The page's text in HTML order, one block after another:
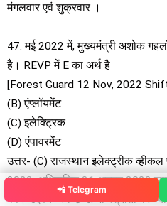
मंगलवार एवं शुक्रवार ।
47. मई 2022 में, मुख्यमंत्री अशोक
है। REVP में E का अर्थ है
[Forest Guard 12 Nov, 2022
(B) एंप्लॉयमेंट
(C) इलेक्ट्रिक
(D) एंपावरमेंट
उत्तर- (C) राजस्थान इलेक्ट्रीक
2022, अधिसूचित 31 अगस्त 2022
वर्ष। उद्देश्य- स्वच्छ ऊर्जा स्त्रोतों पर
📲 Telegram